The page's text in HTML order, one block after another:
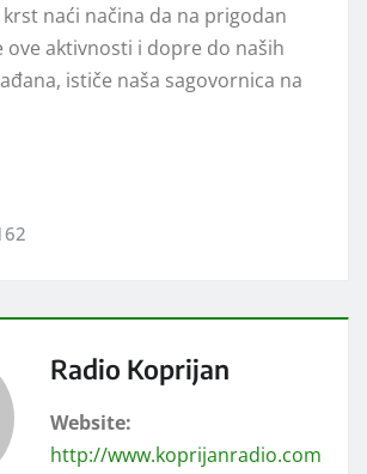
krst naći načina da na prigodan
ove aktivnosti i dopre do naših
ističe naša sagovornica na
Radio Koprijan
Website:
http://www.koprijanradio.com